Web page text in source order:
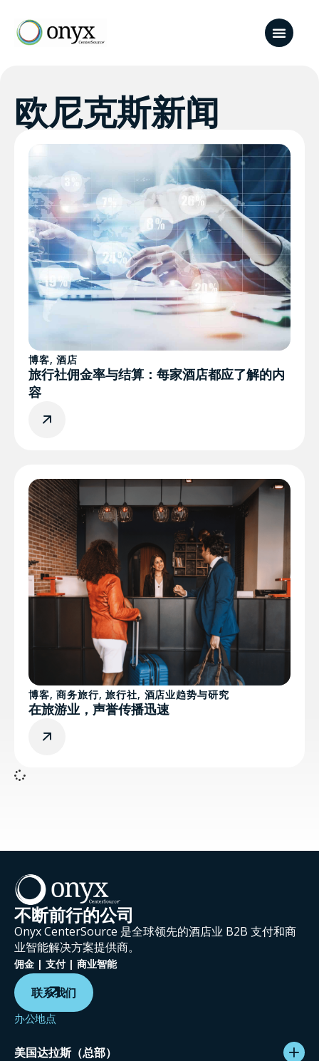
欧尼克斯新闻
博客,酒店
旅行社佣金率与结算：每家酒店都应了解的内
容
博客,商务旅行,旅行社, 酒店业趋势与研究
在旅游业，声誉传播迅速
不断前行的公司
Onyx CenterSource 是全球领先的酒店业 B2B 支付和商
业智能解决方案提供商。
佣金 | 支付 | 商业智能
联系我们
办公地点
美国达拉斯（总部）